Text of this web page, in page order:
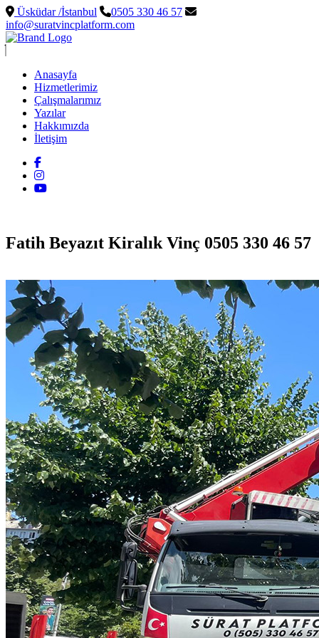
Üsküdar /İstanbul
0505 330 46 57
info@suratvincplatform.com
Anasayfa
Hizmetlerimiz
Çalışmalarımız
Yazılar
Hakkımızda
İletişim
Fatih Beyazıt Kiralık Vinç 0505 330 46 57